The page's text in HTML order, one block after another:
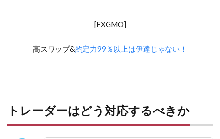
[FXGMO]
高スワップ&約定力99％以上は伊達じゃない！
トレーダーはどう対応するべきか